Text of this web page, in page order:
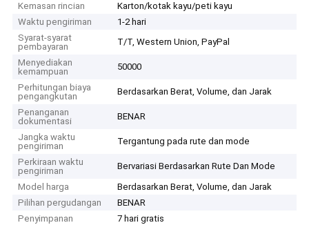
Kemasan rincian
Karton/kotak kayu/peti kayu
Waktu pengiriman
1-2 hari
Syarat-syarat
pembayaran
T/T, Western Union, PayPal
Menyediakan
kemampuan
50000
Perhitungan biaya
pengangkutan
Berdasarkan Berat, Volume, dan Jarak
Penanganan
dokumentasi
BENAR
Jangka waktu
pengiriman
Tergantung pada rute dan mode
Perkiraan waktu
pengiriman
Bervariasi Berdasarkan Rute Dan Mode
Model harga
Berdasarkan Berat, Volume, dan Jarak
Pilihan pergudangan
BENAR
Penyimpanan
7 hari gratis